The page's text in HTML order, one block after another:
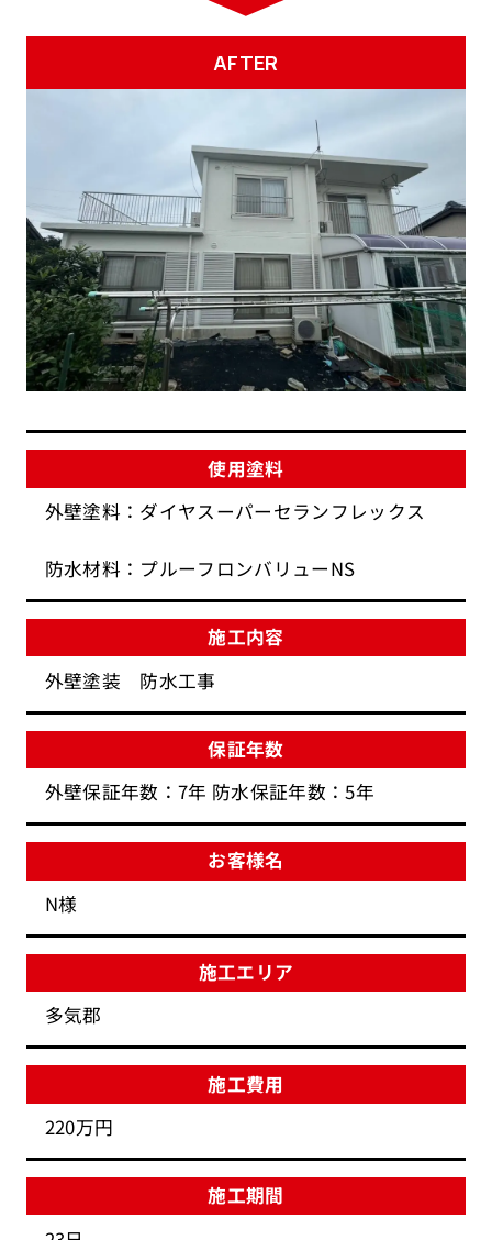
AFTER
使用塗料
外壁塗料：ダイヤスーパーセランフレックス
防水材料：プルーフロンバリューNS
施工内容
外壁塗装 防水工事
保証年数
外壁保証年数：7年 防水保証年数：5年
お客様名
N様
施工エリア
多気郡
施工費用
220万円
施工期間